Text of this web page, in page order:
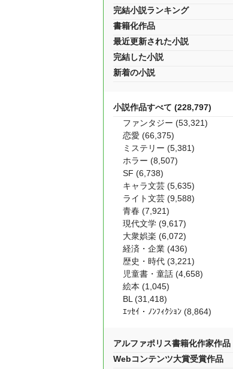
完結小説ランキング
書籍化作品
最近更新された小説
完結した小説
新着の小説
小説作品すべて (228,797)
ファンタジー (53,321)
恋愛 (66,375)
ミステリー (5,381)
ホラー (8,507)
SF (6,738)
キャラ文芸 (5,635)
ライト文芸 (9,588)
青春 (7,921)
現代文学 (9,617)
大衆娯楽 (6,072)
経済・企業 (436)
歴史・時代 (3,221)
児童書・童話 (4,658)
絵本 (1,045)
BL (31,418)
ｴｯｾｲ・ﾉﾝﾌｨｸｼｮﾝ (8,864)
アルファポリス書籍化作家作品
Webコンテンツ大賞受賞作品